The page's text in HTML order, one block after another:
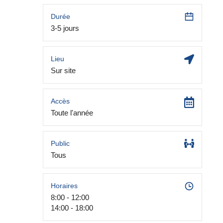
Durée
3-5 jours
Lieu
Sur site
Accès
Toute l'année
Public
Tous
Horaires
8:00 - 12:00
14:00 - 18:00